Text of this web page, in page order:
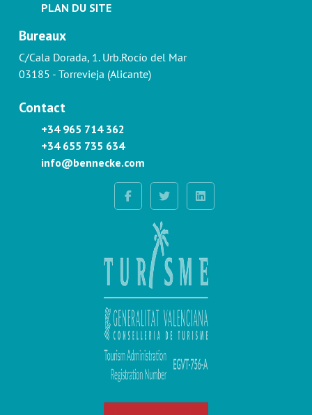
PLAN DU SITE
Bureaux
C/Cala Dorada, 1. Urb.Rocío del Mar
03185 - Torrevieja (Alicante)
Contact
+34 965 714 362
+34 655 735 634
info@bennecke.com